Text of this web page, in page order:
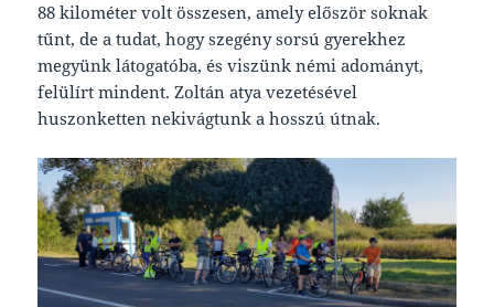
88 kilométer volt összesen, amely először soknak
tűnt, de a tudat, hogy szegény sorsú gyerekhez
megyünk látogatóba, és viszünk némi adományt,
felülírt mindent. Zoltán atya vezetésével
huszonketten nekivágtunk a hosszú útnak.